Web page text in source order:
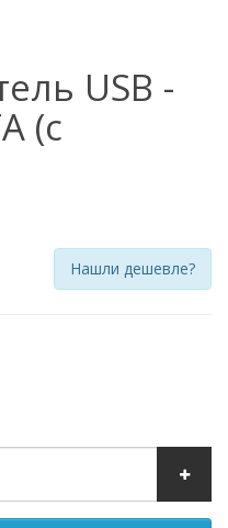
USB -
(с
Нашли дешевле?